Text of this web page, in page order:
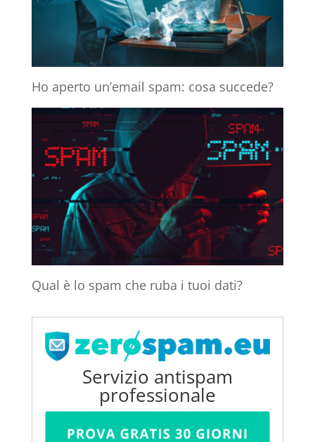
Ho aperto un’email spam: cosa succede?
Qual è lo spam che ruba i tuoi dati?
Servizio antispam
professionale